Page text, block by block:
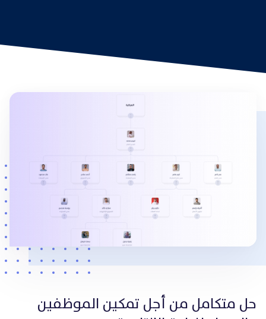
حل متكامل من أجل تمكين الموظفين